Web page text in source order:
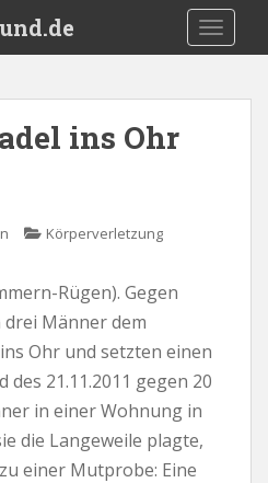
ins Ohr
Körperverletzung
Rügen). Gegen
Männer dem
Ohr und setzten einen
des 21.11.2011 gegen 20
in einer Wohnung in
die Langeweile plagte,
einer Mutprobe: Eine